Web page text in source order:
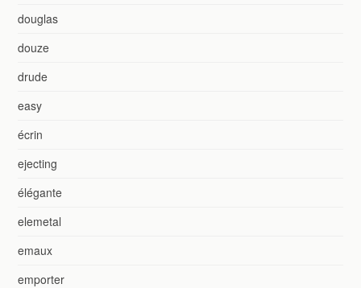
douglas
douze
drude
easy
écrin
ejecting
élégante
elemetal
emaux
emporter